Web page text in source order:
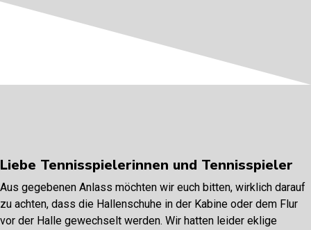
Liebe Tennisspielerinnen und Tennisspieler
Aus gegebenen Anlass möchten wir euch bitten, wirklich darauf
zu achten, dass die Hallenschuhe in der Kabine oder dem Flur
vor der Halle gewechselt werden. Wir hatten leider eklige